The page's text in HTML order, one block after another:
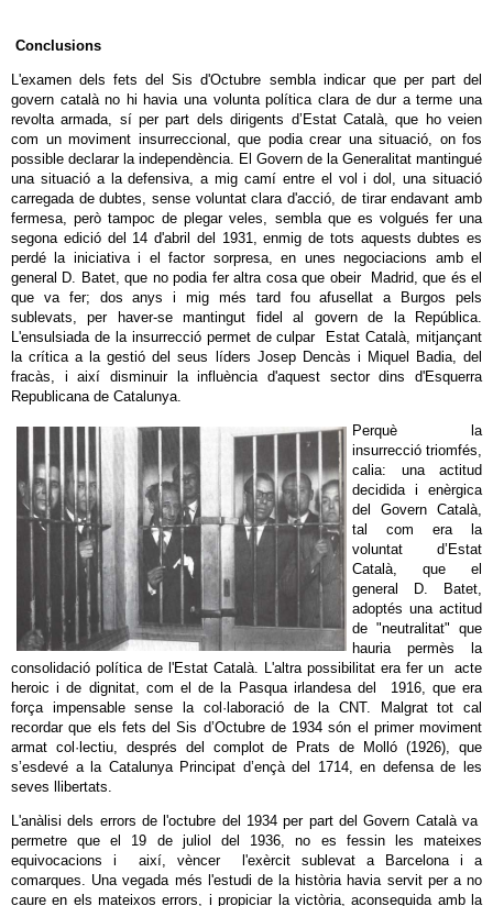
Conclusions
L'examen dels fets del Sis d'Octubre sembla indicar que per part del
govern català no hi havia una volunta política clara de dur a terme una
revolta armada, sí per part dels dirigents d’Estat Català, que ho veien
com un moviment insurreccional, que podia crear una situació, on fos
possible declarar la independència. El Govern de la Generalitat mantingué
una situació a la defensiva, a mig camí entre el vol i dol, una situació
carregada de dubtes, sense voluntat clara d'acció, de tirar endavant amb
fermesa, però tampoc de plegar veles, sembla que es volgués fer una
segona edició del 14 d'abril del 1931, enmig de tots aquests dubtes es
perdé la iniciativa i el factor sorpresa, en unes negociacions amb el
general D. Batet, que no podia fer altra cosa que obeir Madrid, que és el
que va fer; dos anys i mig més tard fou afusellat a Burgos pels
sublevats, per haver-se mantingut fidel al govern de la República.
L'ensulsiada de la insurrecció permet de culpar Estat Català, mitjançant
la crítica a la gestió del seus líders Josep Dencàs i Miquel Badia, del
fracàs, i així disminuir la influència d'aquest sector dins d'Esquerra
Republicana de Catalunya.
Perquè la
insurrecció triomfés,
calia: una actitud
decidida i enèrgica
del Govern Català,
tal com era la
voluntat d’Estat
Català, que el
general D. Batet,
adoptés una actitud
de "neutralitat" que
hauria permès la
consolidació política de l'Estat Català. L'altra possibilitat era fer un acte
heroic i de dignitat, com el de la Pasqua irlandesa del 1916, que era
força impensable sense la col·laboració de la CNT. Malgrat tot cal
recordar que els fets del Sis d’Octubre de 1934 són el primer moviment
armat col·lectiu, després del complot de Prats de Molló (1926), que
s’esdevé a la Catalunya Principat d’ençà del 1714, en defensa de les
seves llibertats.
L'anàlisi dels errors de l'octubre del 1934 per part del Govern Català va
permetre que el 19 de juliol del 1936, no es fessin les mateixes
equivocacions i així, vèncer l'exèrcit sublevat a Barcelona i a
comarques. Una vegada més l'estudi de la història havia servit per a no
caure en els mateixos errors, i propiciar la victòria, aconseguida amb la